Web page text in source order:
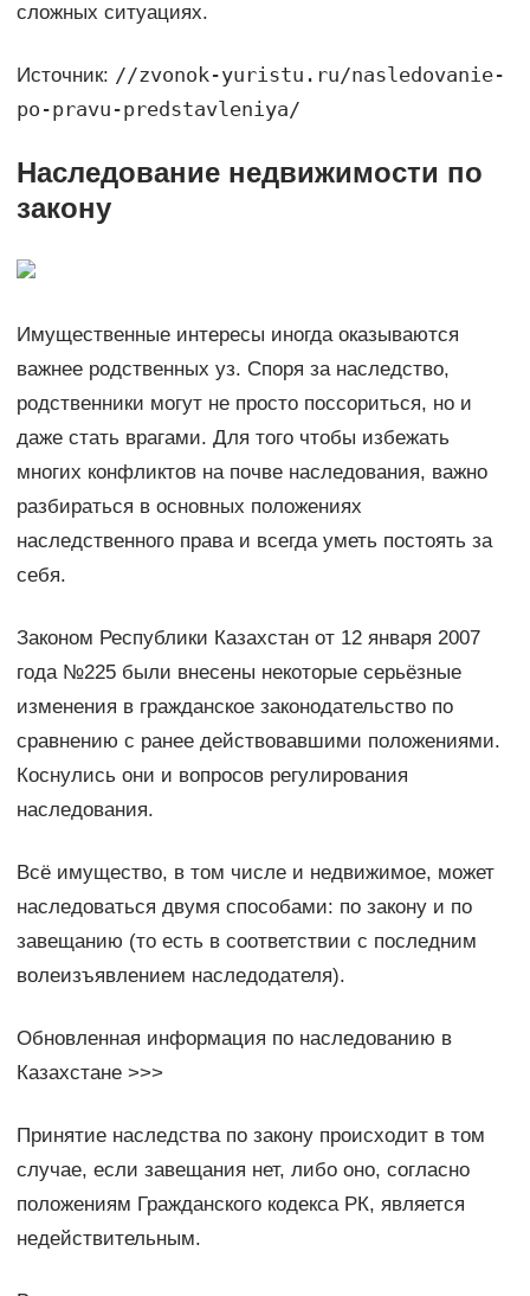
сложных ситуациях.
Источник: //zvonok-yuristu.ru/nasledovanie-
po-pravu-predstavleniya/
Наследование недвижимости по
закону
Имущественные интересы иногда оказываются
важнее родственных уз. Споря за наследство,
родственники могут не просто поссориться, но и
даже стать врагами. Для того чтобы избежать
многих конфликтов на почве наследования, важно
разбираться в основных положениях
наследственного права и всегда уметь постоять за
себя.
Законом Республики Казахстан от 12 января 2007
года №225 были внесены некоторые серьёзные
изменения в гражданское законодательство по
сравнению с ранее действовавшими положениями.
Коснулись они и вопросов регулирования
наследования.
Всё имущество, в том числе и недвижимое, может
наследоваться двумя способами: по закону и по
завещанию (то есть в соответствии с последним
волеизъявлением наследодателя).
Обновленная информация по наследованию в
Казахстане >>>
Принятие наследства по закону происходит в том
случае, если завещания нет, либо оно, согласно
положениям Гражданского кодекса РК, является
недействительным.